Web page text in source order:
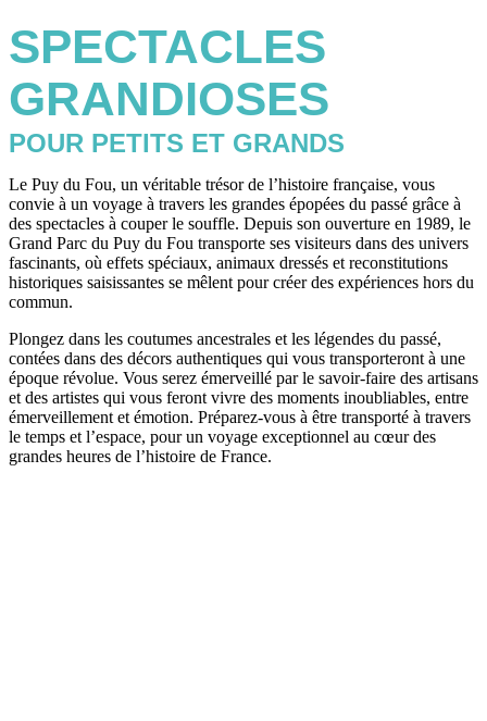
SPECTACLES
GRANDIOSES
POUR PETITS ET GRANDS
Le Puy du Fou, un véritable trésor de l’histoire française, vous
convie à un voyage à travers les grandes épopées du passé grâce à
des spectacles à couper le souffle. Depuis son ouverture en 1989, le
Grand Parc du Puy du Fou transporte ses visiteurs dans des univers
fascinants, où effets spéciaux, animaux dressés et reconstitutions
historiques saisissantes se mêlent pour créer des expériences hors du
commun.
Plongez dans les coutumes ancestrales et les légendes du passé,
contées dans des décors authentiques qui vous transporteront à une
époque révolue. Vous serez émerveillé par le savoir-faire des artisans
et des artistes qui vous feront vivre des moments inoubliables, entre
émerveillement et émotion. Préparez-vous à être transporté à travers
le temps et l’espace, pour un voyage exceptionnel au cœur des
grandes heures de l’histoire de France.